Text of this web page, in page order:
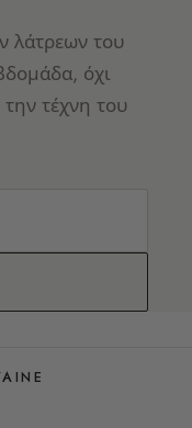
λάτρεων του
όχι
τέχνη του